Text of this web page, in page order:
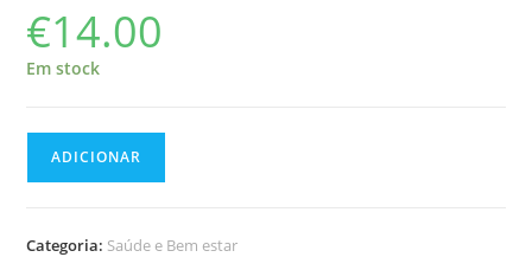
€14.00
Em stock
ADICIONAR
Categoria: Saúde e Bem estar